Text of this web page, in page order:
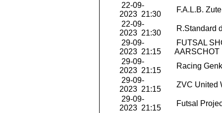
22-09-
2023 21:30
F.A.L.B.
22-09-
2023 21:30
R.Standard
29-09-
2023 21:15
FUTSAL
AARSCHOT
29-09-
2023 21:15
Racing
29-09-
2023 21:15
ZVC United
29-09-
2023 21:15
Futsal